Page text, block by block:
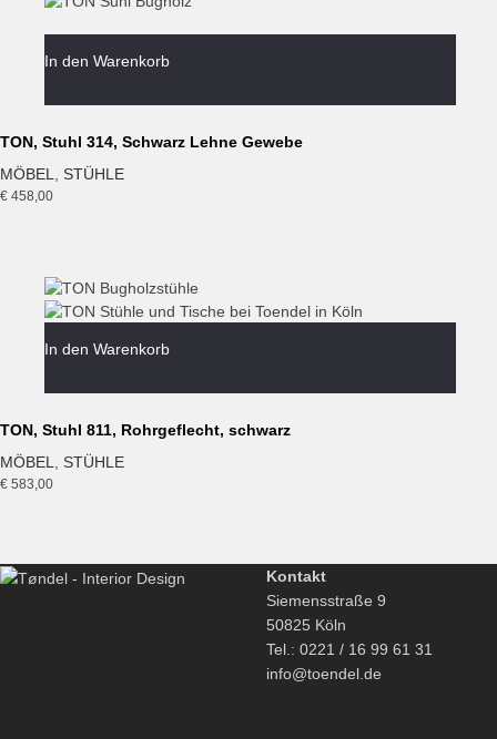
In den Warenkorb
TON, Stuhl 314, Schwarz Lehne Gewebe
MÖBEL
STÜHLE
€ 458,00
In den Warenkorb
TON, Stuhl 811, Rohrgeflecht, schwarz
MÖBEL, STÜHLE
€ 583,00
Kontakt
Siemensstraße 9
50825 Köln
Tel.: 0221 / 16 99 61 31
info@toendel.de